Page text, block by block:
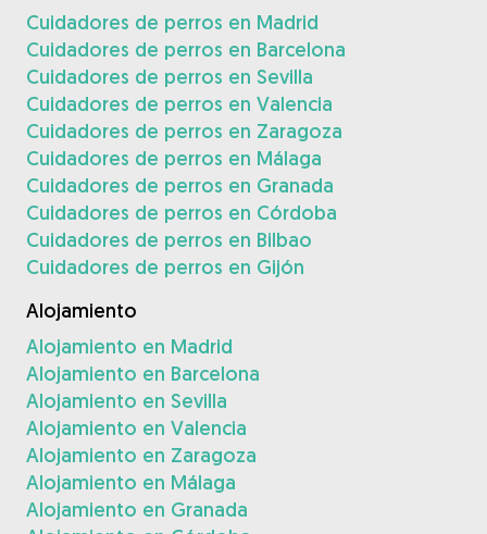
Cuidadores de perros en Madrid
Cuidadores de perros en Barcelona
Cuidadores de perros en Sevilla
Cuidadores de perros en Valencia
Cuidadores de perros en Zaragoza
Cuidadores de perros en Málaga
Cuidadores de perros en Granada
Cuidadores de perros en Córdoba
Cuidadores de perros en Bilbao
Cuidadores de perros en Gijón
Alojamiento
Alojamiento en Madrid
Alojamiento en Barcelona
Alojamiento en Sevilla
Alojamiento en Valencia
Alojamiento en Zaragoza
Alojamiento en Málaga
Alojamiento en Granada